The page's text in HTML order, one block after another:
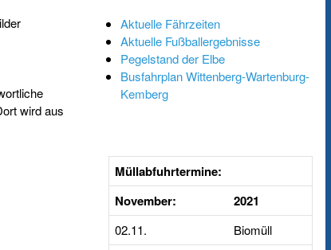
wird aus
Aktuelle Fährzeiten
Aktuelle Fußballergebnisse
Pegelstand der Elbe
Busfahrplan Wittenberg-Wartenburg-
Kemberg
Müllabfuhrtermine:
November:
2021
02.11.
Biomüll